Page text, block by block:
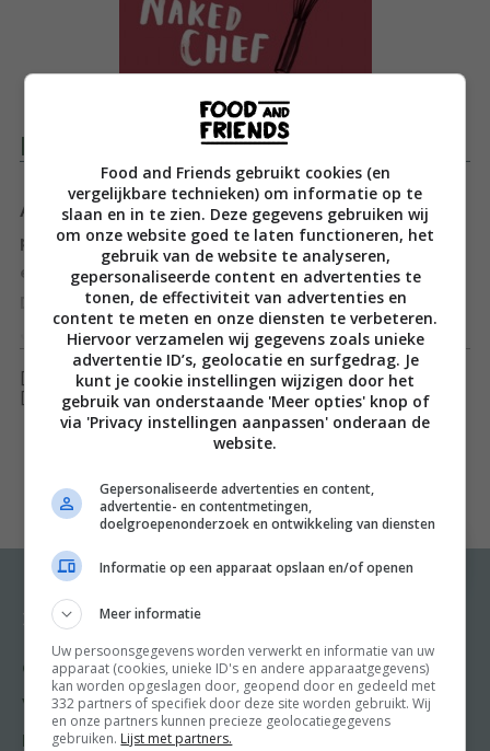
Productomschrijving
Als er iemand is die met een glimlach en zichtbaar
plezier kookt is het Jamie Oliver! Zijn aanstekelijke
enthousiastme brengt hij over in zijn boek ‘Happy
Days met The Naked Chef’. Laat je meeslepen door
Jamie op een vrolijk avontuur in de keuken, met als
resultaat het ene lekkere gerecht na het andere. Van
Britse klassiekers als toad in the hole en sticky toffee
cupcakes tot verrassende combinaties zoals oesters
Elk kookboek van Jamie Oliver is in feite een culinaire
klassieker. Dat geldt zeker voor ‘Happy Days met The
Naked Chef’.
Happy days draait helemaal om het goede gevoel dat
swingende recepten zijn belangrijk, het gaat ook om
plezier hebben, lekker eten en tijd doorbrengen met
vrienden.
Toon meer
[ywfbt_form product_id="35086"]
[recently_viewed_products]
Recepten
Gangen
Voorgerecht
Hoofdgerecht
Shop
Food & Travel
Food and Friends gebruikt cookies (en
vergelijkbare technieken) om informatie op te
slaan en in te zien. Deze gegevens gebruiken wij
om onze website goed te laten functioneren, het
gebruik van de website te analyseren,
gepersonaliseerde content en advertenties te
tonen, de effectiviteit van advertenties en
content te meten en onze diensten te verbeteren.
Hiervoor verzamelen wij gegevens zoals unieke
advertentie ID’s, geolocatie en surfgedrag. Je
kunt je cookie instellingen wijzigen door het
gebruik van onderstaande 'Meer opties' knop of
via 'Privacy instellingen aanpassen' onderaan de
website.
Gepersonaliseerde advertenties en content,
advertentie- en contentmetingen,
doelgroepenonderzoek en ontwikkeling van diensten
Informatie op een apparaat opslaan en/of openen
Meer informatie
Uw persoonsgegevens worden verwerkt en informatie van uw
apparaat (cookies, unieke ID's en andere apparaatgegevens)
kan worden opgeslagen door, geopend door en gedeeld met
332 partners of specifiek door deze site worden gebruikt. Wij
en onze partners kunnen precieze geolocatiegegevens
gebruiken. Lijst met partners.